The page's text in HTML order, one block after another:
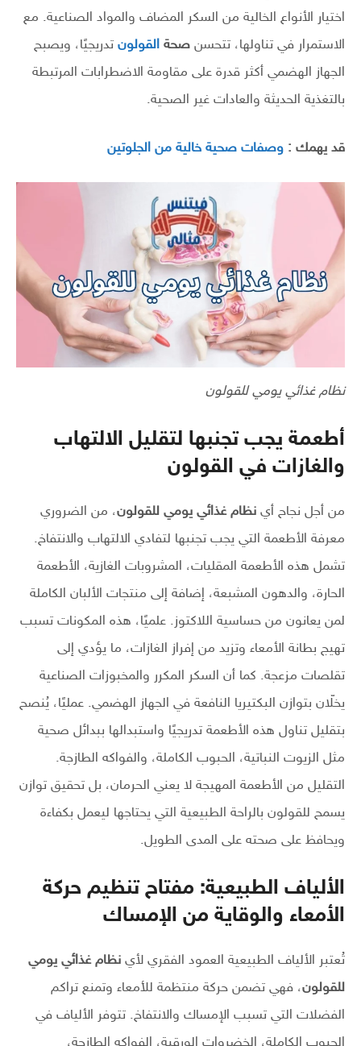
اختيار الأنواع الخالية من السكر المضاف والمواد الصناعية. مع
الاستمرار في تناولها، تتحسن صحة القولون تدريجيًا، ويصبح
الجهاز الهضمي أكثر قدرة على مقاومة الاضطرابات المرتبطة
بالتغذية الحديثة والعادات غير الصحية.
قد يهمك : وصفات صحية خالية من الجلوتين
نظام غذائي يومي للقولون
أطعمة يجب تجنبها لتقليل الالتهاب
والغازات في القولون
من أجل نجاح أي نظام غذائي يومي للقولون، من الضروري
معرفة الأطعمة التي يجب تجنبها لتفادي الالتهاب والانتفاخ.
تشمل هذه الأطعمة المقليات، المشروبات الغازية، الأطعمة
الحارة، والدهون المشبعة، إضافة إلى منتجات الألبان الكاملة
لمن يعانون من حساسية اللاكتوز. علميًا، هذه المكونات تسبب
تهيج بطانة الأمعاء وتزيد من إفراز الغازات، ما يؤدي إلى
تقلصات مزعجة. كما أن السكر المكرر والمخبوزات الصناعية
يخلّان بتوازن البكتيريا النافعة في الجهاز الهضمي. عمليًا، يُنصح
بتقليل تناول هذه الأطعمة تدريجيًا واستبدالها ببدائل صحية
مثل الزيوت النباتية، الحبوب الكاملة، والفواكه الطازجة.
التقليل من الأطعمة المهيجة لا يعني الحرمان، بل تحقيق توازن
يسمح للقولون بالراحة الطبيعية التي يحتاجها ليعمل بكفاءة
ويحافظ على صحته على المدى الطويل.
الألياف الطبيعية: مفتاح تنظيم حركة
الأمعاء والوقاية من الإمساك
تُعتبر الألياف الطبيعية العمود الفقري لأي نظام غذائي يومي
للقولون، فهي تضمن حركة منتظمة للأمعاء وتمنع تراكم
الفضلات التي تسبب الإمساك والانتفاخ. تتوفر الألياف في
الحبوب الكاملة، الخضروات الورقية، الفواكه الطازجة،